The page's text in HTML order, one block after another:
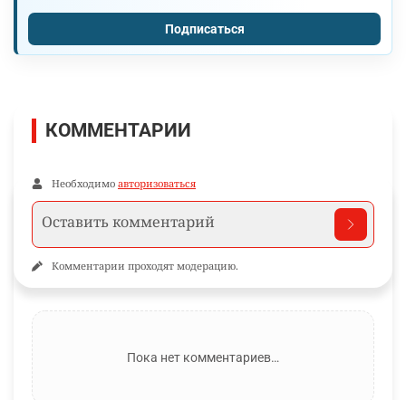
Подписаться
КОММЕНТАРИИ
Необходимо авторизоваться
Комментарии проходят модерацию.
Пока нет комментариев…